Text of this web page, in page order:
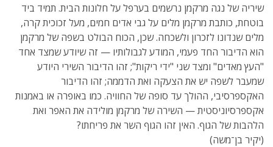
שיריה של נגה מרקמן נרשמים בערפל על חלונות הבית. תמיד ביד
בוטחת, כותבת מרקמן מלים על גבי אדים חמים, מעל זכוכית קרה,
מלים שנדונו לזכרון ולשכחה. שכן, הכוח הבולט בשפה של מרקמן
הוא הדיבור החד פעמי, המודע לגבולותיו — זה שיודע שמצד אחד
"העץ מאדים" ומצד שני "ידי ריקות"; זהו הדיבור השירי היודע
שמעבר לשפה יש את הצעקה ואת הדממה; זהו הדיבור
האקספרסיבי, ההולך עד סופה של החוויה. כמו באופרה או באמנות
אקספרסיוניסטית — השירה של מרקמן מולידה את האפר ואת
הלהבות של הגוף. האין זהו הגוף השר את פריחתו?
(יקיר בן־משה)